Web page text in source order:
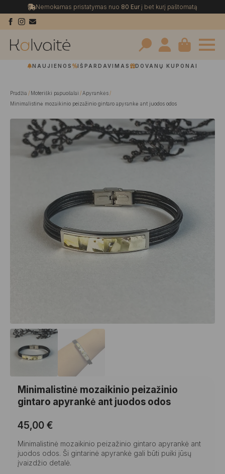
Nemokamas pristatymas nuo 80 Eurį bet kurį paštomatą
Search
NAUJIENOS IŠPARDAVIMAS DOVANŲ KUPONAI
Pradžia Moteriški papuošalai
Apyrankės
Minimalistinė mozaikinio peizažinio gintaro apyrankė ant juodos odos
Minimalistinė mozaikinio peizažinio
gintaro apyrankė ant juodos odos
45,00 €
Minimalistinė mozaikinio peizažinio gintaro apyrankė ant
juodos odos. Ši gintarinė apyrankė gali būti puiki jūsų
įvaizdžio detalė.